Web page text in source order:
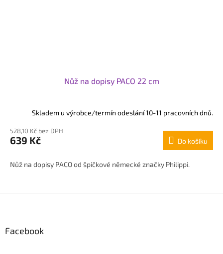
Nůž na dopisy PACO 22 cm
Skladem u výrobce/termín odeslání 10-11 pracovních dnů.
528,10 Kč bez DPH
639 Kč Do košíku
Nůž na dopisy PACO od špičkové německé značky Philippi.
p
aFacebook